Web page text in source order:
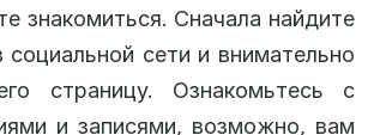
знакомиться. Сначала найдите
социальной сети и внимательно
страницу. Ознакомьтесь с
и записями, возможно, вам